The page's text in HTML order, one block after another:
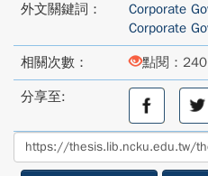
外文關鍵詞： Corporate
Corporate
相關次數： 點閱：240
分享至:
分
至
facebook
分
享
至